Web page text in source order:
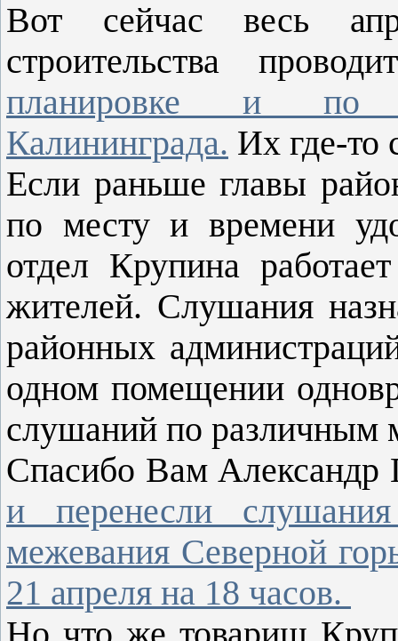
Вот сейчас весь
строительства
планировке и по
Калининграда. Их где-то
Если раньше главы
по месту и времени
отдел Крупина
жителей. Слушания
районных
одном помещении
слушаний по различным
Спасибо Вам Александр
и перенесли
межевания Северной
21 апреля на 18 часов.